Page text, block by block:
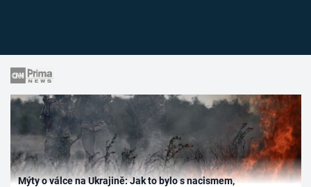
Mýty o válce na Ukrajině: Jak to bylo s nacismem,